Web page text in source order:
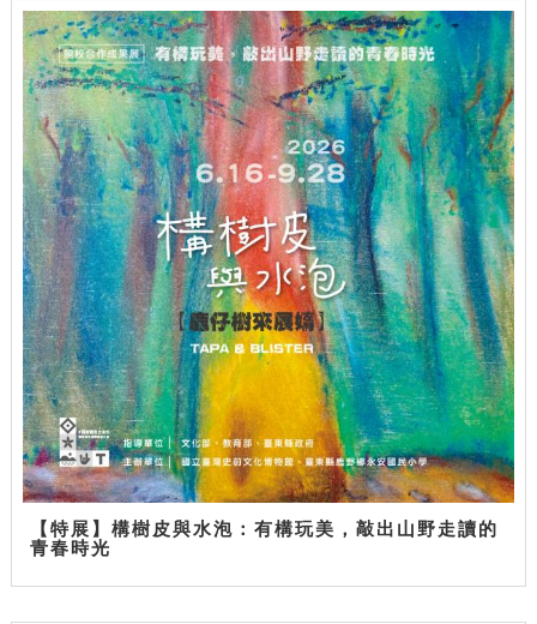
【特展】構樹皮與水泡：有構玩美，敲出山野走讀的
青春時光